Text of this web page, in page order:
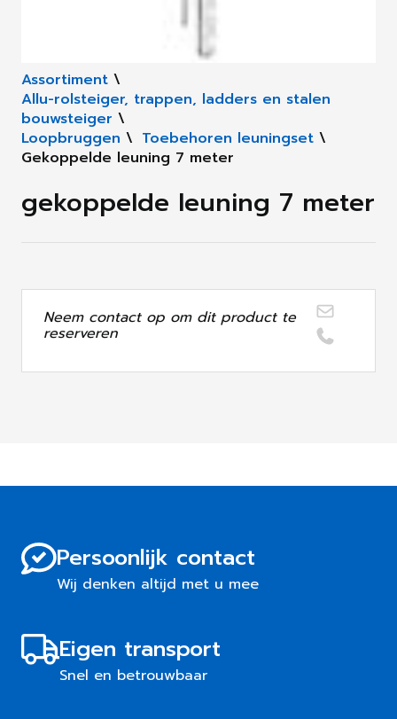
Assortiment \
Allu-rolsteiger, trappen, ladders en stalen
bouwsteiger \
Loopbruggen \ Toebehoren leuningset \
Gekoppelde leuning 7 meter
gekoppelde leuning 7 meter
Neem contact op om dit product te
reserveren
Persoonlijk contact
Wij denken altijd met u mee
Eigen transport
Snel en betrouwbaar